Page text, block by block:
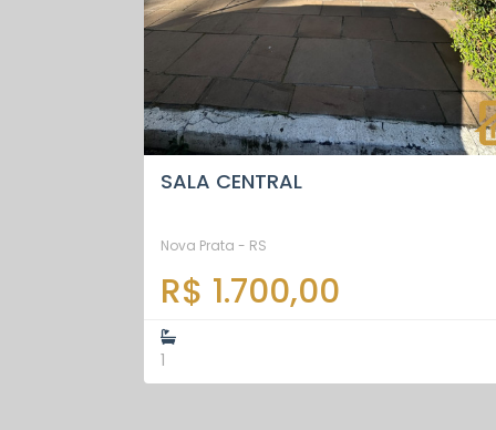
SALA CENTRAL
Nova Prata - RS
R$ 1.700,00